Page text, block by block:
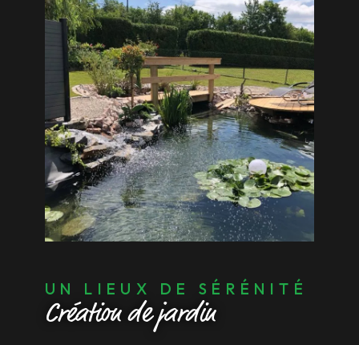
UN LIEUX DE SÉRÉNITÉ
Création de jardin